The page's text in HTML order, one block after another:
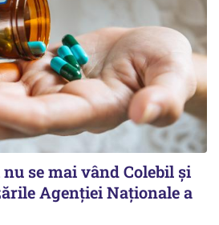
se mai vând Colebil și
Agenției Naționale a